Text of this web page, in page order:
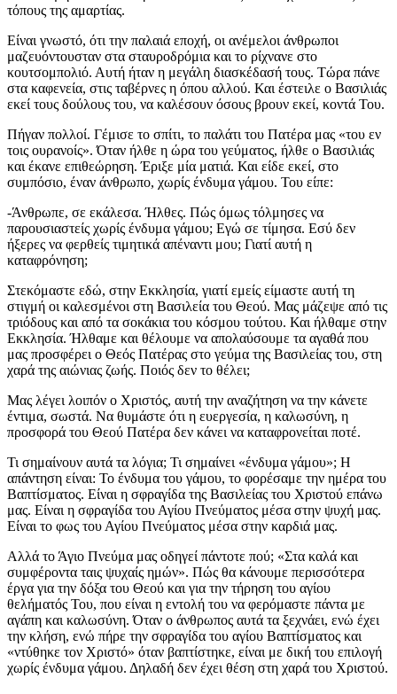
τόπους της αμαρτίας.
Είναι γνωστό, ότι την παλαιά εποχή, οι ανέμελοι άνθρωποι
μαζευόντουσταν στα σταυροδρόμια και το ρίχνανε στο
κουτσομπολιό. Αυτή ήταν η μεγάλη διασκέδασή τους. Τώρα πάνε
στα καφενεία, στις ταβέρνες η όπου αλλού. Και έστειλε ο Βασιλιάς
εκεί τους δούλους του, να καλέσουν όσους βρουν εκεί, κοντά Του.
Πήγαν πολλοί. Γέμισε το σπίτι, το παλάτι του Πατέρα μας «του εν
τοις ουρανοίς». Όταν ήλθε η ώρα του γεύματος, ήλθε ο Βασιλιάς
και έκανε επιθεώρηση. Έριξε μία ματιά. Και είδε εκεί, στο
συμπόσιο, έναν άνθρωπο, χωρίς ένδυμα γάμου. Του είπε:
-Άνθρωπε, σε εκάλεσα. Ήλθες. Πώς όμως τόλμησες να
παρουσιαστείς χωρίς ένδυμα γάμου; Εγώ σε τίμησα. Εσύ δεν
ήξερες να φερθείς τιμητικά απέναντι μου; Γιατί αυτή η
καταφρόνηση;
Στεκόμαστε εδώ, στην Εκκλησία, γιατί εμείς είμαστε αυτή τη
στιγμή οι καλεσμένοι στη Βασιλεία του Θεού. Μας μάζεψε από τις
τριόδους και από τα σοκάκια του κόσμου τούτου. Και ήλθαμε στην
Εκκλησία. Ήλθαμε και θέλουμε να απολαύσουμε τα αγαθά που
μας προσφέρει ο Θεός Πατέρας στο γεύμα της Βασιλείας του, στη
χαρά της αιώνιας ζωής. Ποιός δεν το θέλει;
Μας λέγει λοιπόν ο Χριστός, αυτή την αναζήτηση να την κάνετε
έντιμα, σωστά. Να θυμάστε ότι η ευεργεσία, η καλωσύνη, η
προσφορά του Θεού Πατέρα δεν κάνει να καταφρονείται ποτέ.
Τι σημαίνουν αυτά τα λόγια; Τι σημαίνει «ένδυμα γάμου»; Η
απάντηση είναι: Το ένδυμα του γάμου, το φορέσαμε την ημέρα του
Βαπτίσματος. Είναι η σφραγίδα της Βασιλείας του Χριστού επάνω
μας. Είναι η σφραγίδα του Αγίου Πνεύματος μέσα στην ψυχή μας.
Είναι το φως του Αγίου Πνεύματος μέσα στην καρδιά μας.
Αλλά το Άγιο Πνεύμα μας οδηγεί πάντοτε πού; «Στα καλά και
συμφέροντα ταις ψυχαίς ημών». Πώς θα κάνουμε περισσότερα
έργα για την δόξα του Θεού και για την τήρηση του αγίου
θελήματός Του, που είναι η εντολή του να φερόμαστε πάντα με
αγάπη και καλωσύνη. Όταν ο άνθρωπος αυτά τα ξεχνάει, ενώ έχει
την κλήση, ενώ πήρε την σφραγίδα του αγίου Βαπτίσματος και
«ντύθηκε τον Χριστό» όταν βαπτίστηκε, είναι με δική του επιλογή
χωρίς ένδυμα γάμου. Δηλαδή δεν έχει θέση στη χαρά του Χριστού.